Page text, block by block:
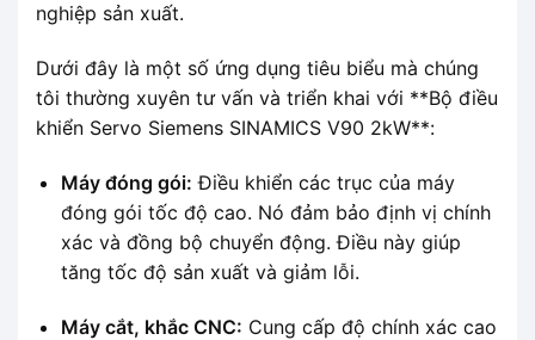
nghiệp sản xuất.
Dưới đây là một số ứng dụng tiêu biểu mà chúng
tôi thường xuyên tư vấn và triển khai với **Bộ điều
khiển Servo Siemens SINAMICS V90 2kW**:
Máy đóng gói: Điều khiển các trục của máy
đóng gói tốc độ cao. Nó đảm bảo định vị chính
xác và đồng bộ chuyển động. Điều này giúp
tăng tốc độ sản xuất và giảm lỗi.
Máy cắt, khắc CNC: Cung cấp độ chính xác cao